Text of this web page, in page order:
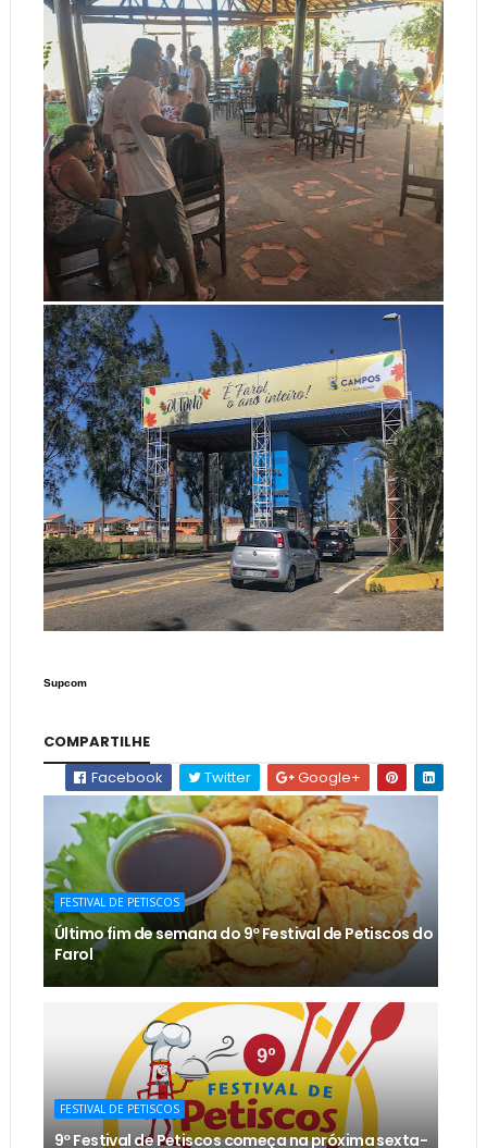
Supcom
COMPARTILHE
Facebook
Twitter Google+
FESTIVAL DE PETISCOS
Último fim de semana do 9º Festival de Petiscos do
Farol
FESTIVAL DE PETISCOS
9º Festival de Petiscos começa na próxima sexta-